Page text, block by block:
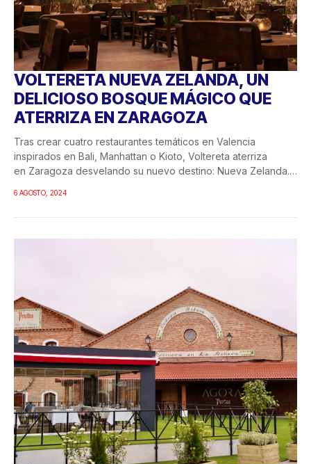
VOLTERETA NUEVA ZELANDA, UN
DELICIOSO BOSQUE MÁGICO QUE
ATERRIZA EN ZARAGOZA
Tras crear cuatro restaurantes temáticos en Valencia
inspirados en Bali, Manhattan o Kioto, Voltereta aterriza
en Zaragoza desvelando su nuevo destino: Nueva Zelanda.
6 AGOSTO, 2024